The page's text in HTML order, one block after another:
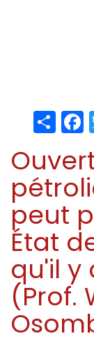
peut
État
qu'il y
(Prof.